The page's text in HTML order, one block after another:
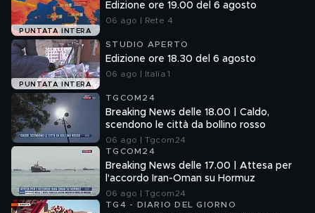
PUNTATA INTERA
Edizione ore 19.00 del 6 agosto
06 ago | Rete 4
PUNTATA INTERA
STUDIO APERTO
Edizione ore 18.30 del 6 agosto
06 ago | Italia 1
TGCOM24
Breaking News delle 18.00 | Caldo,
scendono le città da bollino rosso
06 ago | Tgcom24
TGCOM24
Breaking News delle 17.00 | Attesa per
l'accordo Iran-Oman su Hormuz
06 ago | Tgcom24
TG4 - DIARIO DEL GIORNO